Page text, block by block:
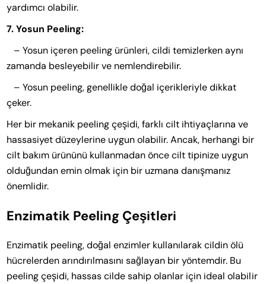
yardımcı olabilir.
7. Yosun Peeling:
– Yosun içeren peeling ürünleri, cildi temizlerken aynı
zamanda besleyebilir ve nemlendirebilir.
– Yosun peeling, genellikle doğal içerikleriyle dikkat
çeker.
Her bir mekanik peeling çeşidi, farklı cilt ihtiyaçlarına ve
hassasiyet düzeylerine uygun olabilir. Ancak, herhangi bir
cilt bakım ürününü kullanmadan önce cilt tipinize uygun
olduğundan emin olmak için bir uzmana danışmanız
önemlidir.
Enzimatik Peeling Çeşitleri
Enzimatik peeling, doğal enzimler kullanılarak cildin ölü
hücrelerden arındırılmasını sağlayan bir yöntemdir. Bu
peeling çeşidi, hassas cilde sahip olanlar için ideal olabilir